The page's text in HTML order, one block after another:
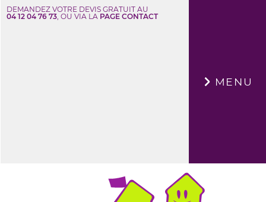
DEMANDEZ VOTRE DEVIS GRATUIT AU
04 12 04 76 73, OU VIA LA PAGE CONTACT
×MENU